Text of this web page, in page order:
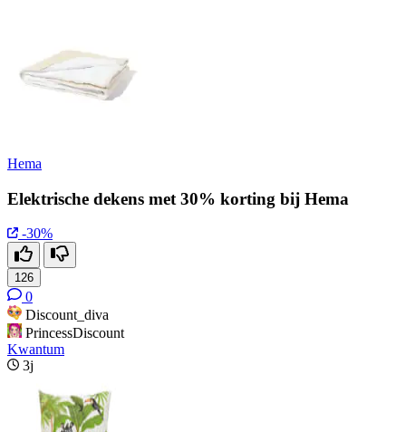
Hema
Elektrische dekens met 30% korting bij Hema
-30%
126
0
Discount_diva
PrincessDiscount
Kwantum
3j